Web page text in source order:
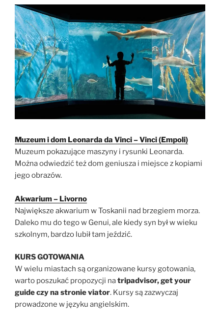
Muzeum i dom Leonarda da Vinci – Vinci (Empoli)
Muzeum pokazujące maszyny i rysunki Leonarda.
Można odwiedzić też dom geniusza i miejsce z kopiami
jego obrazów.
Akwarium – Livorno
Największe akwarium w Toskanii nad brzegiem morza.
Daleko mu do tego w Genui, ale kiedy syn był w wieku
szkolnym, bardzo lubił tam jeździć.
KURS GOTOWANIA
W wielu miastach są organizowane kursy gotowania,
warto poszukać propozycji natripadvisor, get your
guide czy na stronie viator. Kursy są zazwyczaj
prowadzone w języku angielskim.